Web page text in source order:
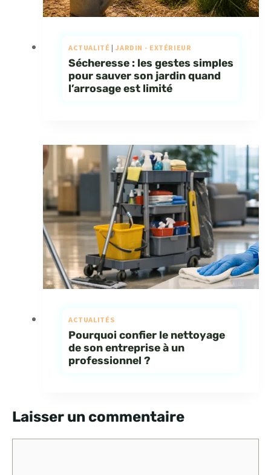
ACTUALITÉ | JARDIN - EXTÉRIEUR
Sécheresse : les gestes simples
pour sauver son jardin quand
l’arrosage est limité
ACTUALITÉS
Pourquoi confier le nettoyage
de son entreprise à un
professionnel ?
Laisser un commentaire